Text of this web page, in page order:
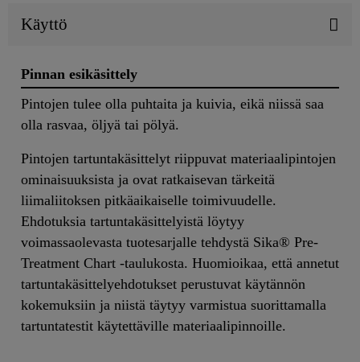
Käyttö
Pinnan esikäsittely
Pintojen tulee olla puhtaita ja kuivia, eikä niissä saa
olla rasvaa, öljyä tai pölyä.
Pintojen tartuntakäsittelyt riippuvat materiaalipintojen
ominaisuuksista ja ovat ratkaisevan tärkeitä
liimaliitoksen pitkäaikaiselle toimivuudelle.
Ehdotuksia tartuntakäsittelyistä löytyy
voimassaolevasta tuotesarjalle tehdystä Sika® Pre-
Treatment Chart -taulukosta. Huomioikaa, että annetut
tartuntakäsittelyehdotukset perustuvat käytännön
kokemuksiin ja niistä täytyy varmistua suorittamalla
tartuntatestit käytettäville materiaalipinnoille.